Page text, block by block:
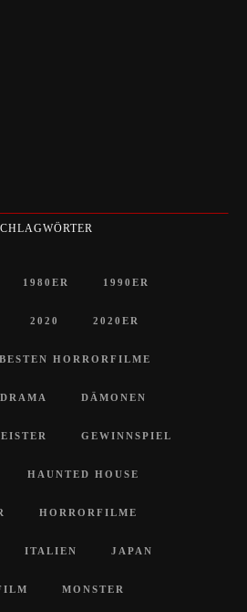
1980ER 1990ER
2020 2020ER
BESTEN HORRORFILME
DRAMA DÄMONEN
GEWINNSPIEL
HAUNTED HOUSE
HORRORFILME
ITALIEN JAPAN
MONSTER